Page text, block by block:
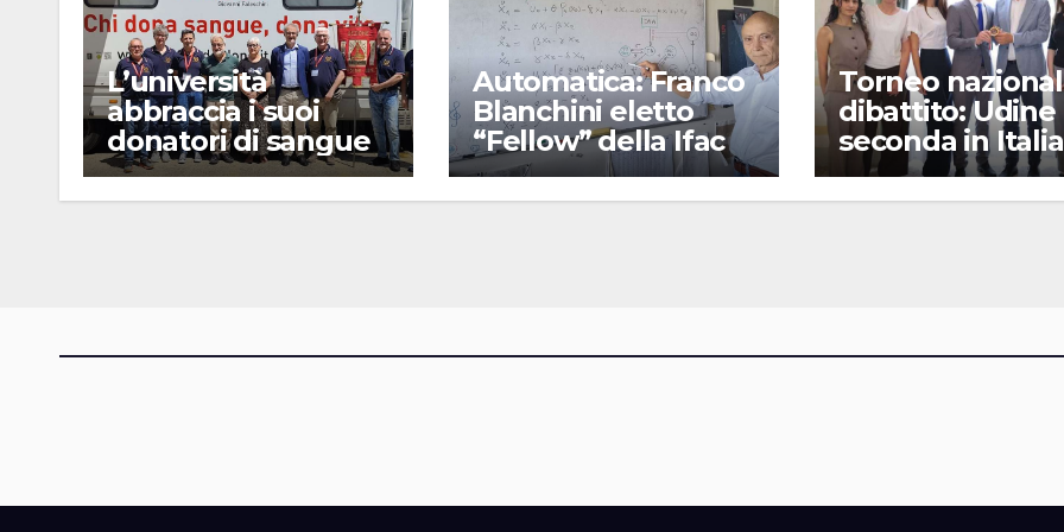
L’università
abbraccia i suoi
donatori di sangue
Automatica: Franco
Blanchini eletto
“Fellow” della Ifac
Torneo
dibattito: Udine
seconda in Italia